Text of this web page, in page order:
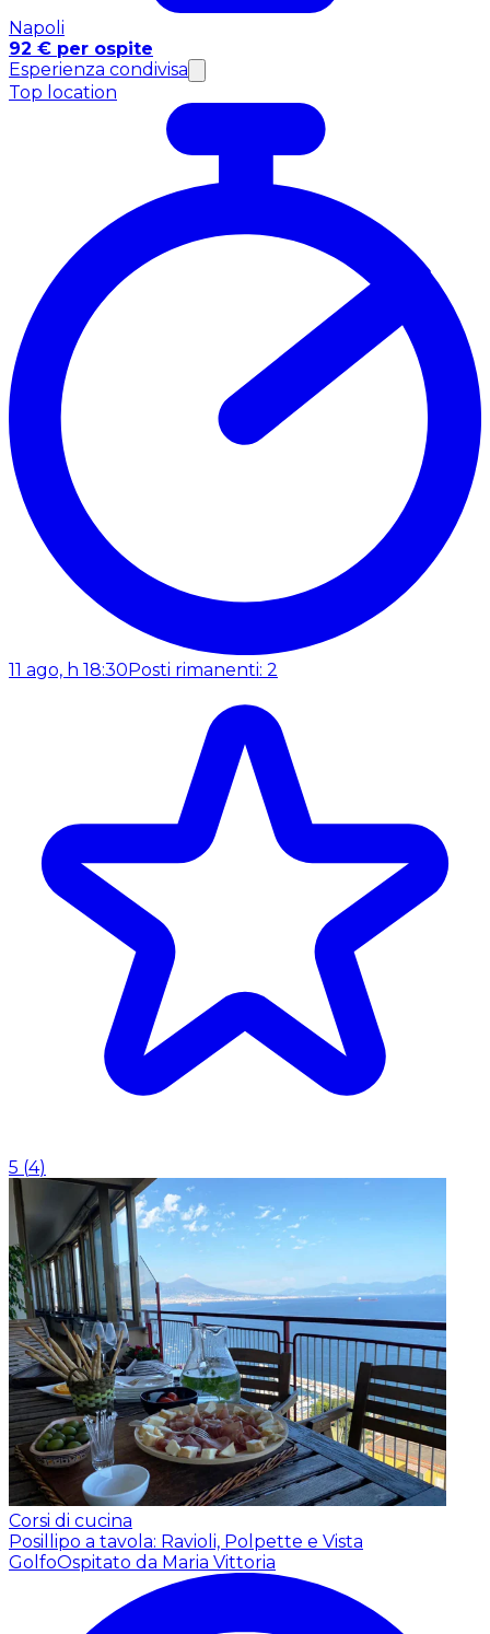
Napoli
92 € per ospite
Esperienza condivisa
Top location
11 ago, h 18:30Posti rimanenti: 2
5 (4)
Corsi di cucina
Posillipo a tavola: Ravioli, Polpette e Vista
GolfoOspitato da Maria Vittoria